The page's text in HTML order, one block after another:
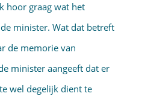
hoor graag wat het
minister. Wat dat betreft
de memorie van
minister aangeeft dat er
wel degelijk dient te